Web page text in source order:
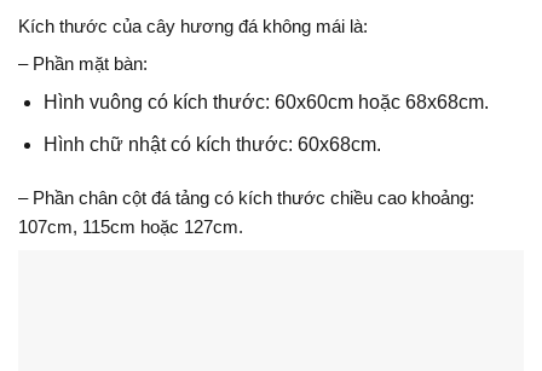
Kích thước của cây hương đá không mái là:
– Phần mặt bàn:
Hình vuông có kích thước: 60x60cm hoặc 68x68cm.
Hình chữ nhật có kích thước: 60x68cm.
– Phần chân cột đá tảng có kích thước chiều cao khoảng:
107cm, 115cm hoặc 127cm.